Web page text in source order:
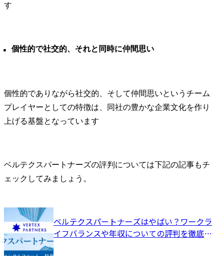
す
個性的で社交的、それと同時に仲間思い
個性的でありながら社交的、そして仲間思いというチーム
プレイヤーとしての特徴は、同社の豊かな企業文化を作り
上げる基盤となっています
ベルテクスパートナーズの評判については下記の記事もチ
ェックしてみましょう。
ベルテクスパートナーズはやばい？ワークラ
イフバランスや年収についての評判を徹底紹